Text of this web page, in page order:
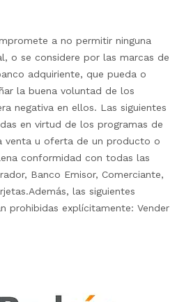
a no permitir ninguna
o se considere por las marcas de
adquiriente, que pueda o
la buena voluntad de los
negativa en ellos. Las siguientes
en virtud de los programas de
venta u oferta de un producto o
conformidad con todas las
Banco Emisor, Comerciante,
las siguientes
prohibidas explícitamente: Vender